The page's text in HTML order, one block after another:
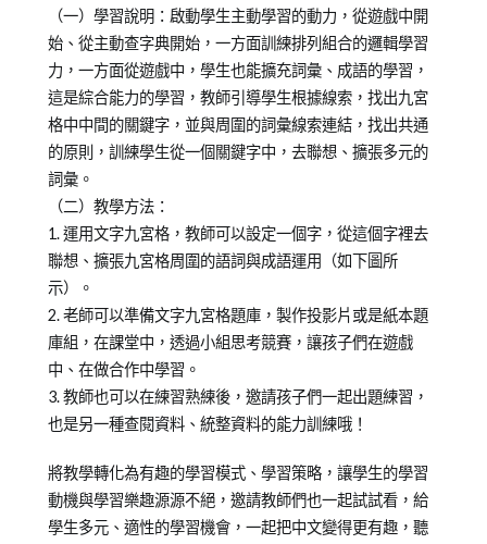
（一）學習說明：啟動學生主動學習的動力，從遊戲中開
始、從主動查字典開始，一方面訓練排列組合的邏輯學習
力，一方面從遊戲中，學生也能擴充詞彙、成語的學習，
這是綜合能力的學習，教師引導學生根據線索，找出九宮
格中中間的關鍵字，並與周圍的詞彙線索連結，找出共通
的原則，訓練學生從一個關鍵字中，去聯想、擴張多元的
詞彙。
（二）教學方法：
1. 運用文字九宮格，教師可以設定一個字，從這個字裡去
聯想、擴張九宮格周圍的語詞與成語運用（如下圖所
示）。
2. 老師可以準備文字九宮格題庫，製作投影片或是紙本題
庫組，在課堂中，透過小組思考競賽，讓孩子們在遊戲
中、在做合作中學習。
3. 教師也可以在練習熟練後，邀請孩子們一起出題練習，
也是另一種查閱資料、統整資料的能力訓練哦！
將教學轉化為有趣的學習模式、學習策略，讓學生的學習
動機與學習樂趣源源不絕，邀請教師們也一起試試看，給
學生多元、適性的學習機會，一起把中文變得更有趣，聽